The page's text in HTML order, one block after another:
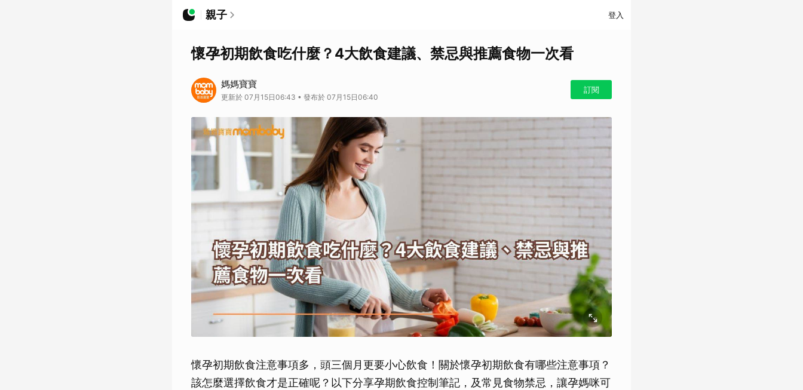
親子 登入
懷孕初期飲食吃什麼？4大飲食建議、禁忌與推薦食物一次看
媽媽寶寶
更新於 07月15日06:43 • 發布於 07月15日06:40
訂閱
懷孕初期飲食注意事項多，頭三個月更要小心飲食！關於懷孕初期飲食有哪些注意事項？
該怎麼選擇飲食才是正確呢？以下分享孕期飲食控制筆記，及常見食物禁忌，讓孕媽咪可